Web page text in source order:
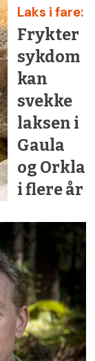
Laks i fare:
Frykter
sykdom
kan
svekke
laksen i
Gaula
og Orkla
i flere år